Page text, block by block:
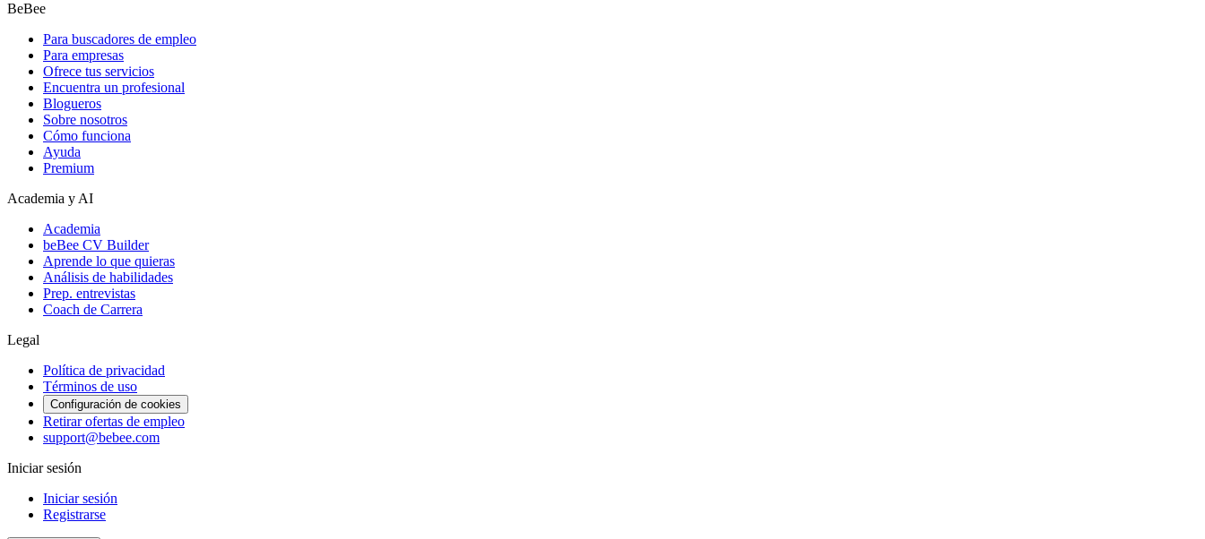
BeBee
Para buscadores de empleo
Para empresas
Ofrece tus servicios
Encuentra un profesional
Blogueros
Sobre nosotros
Cómo funciona
Ayuda
Premium
Academia y AI
Academia
beBee CV Builder
Aprende lo que quieras
Análisis de habilidades
Prep. entrevistas
Coach de Carrera
Legal
Política de privacidad
Términos de uso
Configuración de cookies
Retirar ofertas de empleo
support@bebee.com
Iniciar sesión
Iniciar sesión
Registrarse